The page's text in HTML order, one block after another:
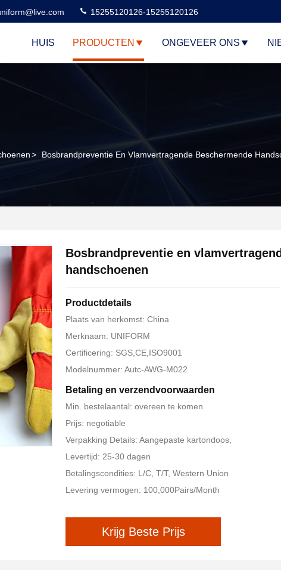
15255120126-15255120126
HUIS PRODUCTEN ONGEVEER ONS
> Bosbrandpreventie En Vlamvertragende Beschermende
Bosbrandpreventie en
handschoenen
Productdetails
Plaats van herkomst: China
Merknaam: UNIFORM
Certificering: SGS,CE,ISO9001
Modelnummer: Autc-AWG-M022
Betaling en verzendvoorwaarden
Min. bestelaantal: overeen te komen
Prijs: negotiable
Verpakking Details: Aangepaste kartondoos,
Levertijd: 25-30 dagen
Betalingscondities: L/C, T/T, Western Union
Levering vermogen: 100,000Pairs/Month
Krijg Beste Prijs